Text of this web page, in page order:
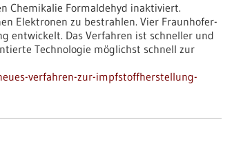
Chemikalie Formaldehyd inaktiviert.
Elektronen zu bestrahlen. Vier Fraunhofer-
entwickelt. Das Verfahren ist schneller und
Technologie möglichst schnell zur
verfahren-zur-impfstoffherstellung-